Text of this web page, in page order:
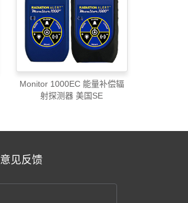
Monitor 1000EC 能量补偿辐
射探测器 美国SE
意见反馈